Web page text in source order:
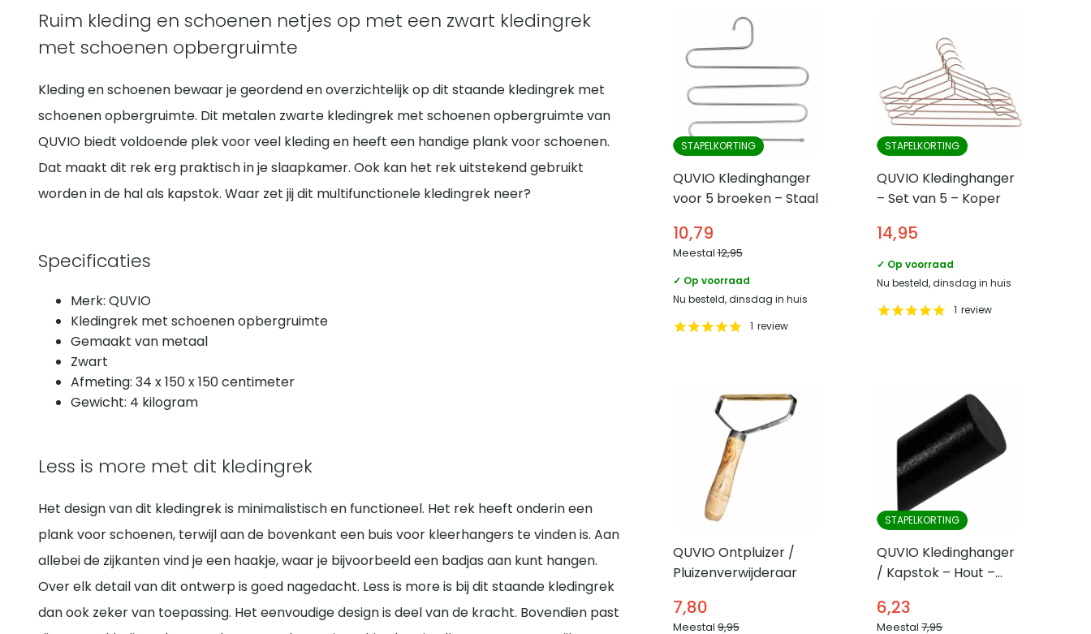
Ruim kleding en schoenen netjes op met een zwart kledingrek
met schoenen opbergruimte
Kleding en schoenen bewaar je geordend en overzichtelijk op dit staande kledingrek met
schoenen opbergruimte. Dit metalen zwarte kledingrek met schoenen opbergruimte van
QUVIO biedt voldoende plek voor veel kleding en heeft een handige plank voor schoenen.
Dat maakt dit rek erg praktisch in je slaapkamer. Ook kan het rek uitstekend gebruikt
worden in de hal als kapstok. Waar zet jij dit multifunctionele kledingrek neer?
Specificaties
Merk: QUVIO
Kledingrek met schoenen opbergruimte
Gemaakt van metaal
Zwart
Afmeting: 34 x 150 x 150 centimeter
Gewicht: 4 kilogram
Less is more met dit kledingrek
Het design van dit kledingrek is minimalistisch en functioneel. Het rek heeft onderin een
plank voor schoenen, terwijl aan de bovenkant een buis voor kleerhangers te vinden is. Aan
allebei de zijkanten vind je een haakje, waar je bijvoorbeeld een badjas aan kunt hangen.
Over elk detail van dit ontwerp is goed nagedacht. Less is more is bij dit staande kledingrek
dan ook zeker van toepassing. Het eenvoudige design is deel van de kracht. Bovendien past
STAPELKORTING
QUVIO Kledinghanger
voor 5 broeken – Staal
10,79
Meestal12,95
✓ Op voorraad
Nu besteld, dinsdag in huis
1 review
STAPELKORTING
QUVIO Kledinghanger
– Set van 5 – Koper
14,95
✓ Op voorraad
Nu besteld, dinsdag in huis
1 review
QUVIO Ontpluizer /
Pluizenverwijderaar
7,80
Meestal9,95
STAPELKORTING
QUVIO Kledinghanger
/ Kapstok – Hout –
6,23
Meestal7,95